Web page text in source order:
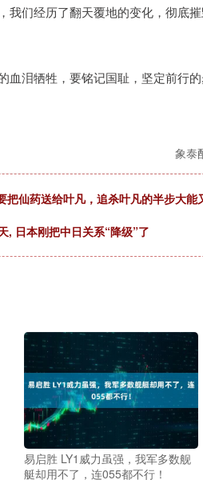
我们经历了翻天覆地的变化，彻底
泪牺牲，要铭记国耻，坚定前行的
象泰
把仙药送给叶凡，追杀叶凡的半步大
, 日本刚把中日关系“降级”了
易启胜 LY1威力虽强，我军多数舰
艇却用不了，连055都不行！